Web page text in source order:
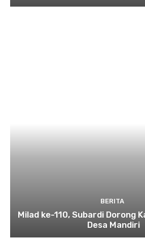
BERITA
Milad ke-110, Subardi Dorong
Desa Mandiri